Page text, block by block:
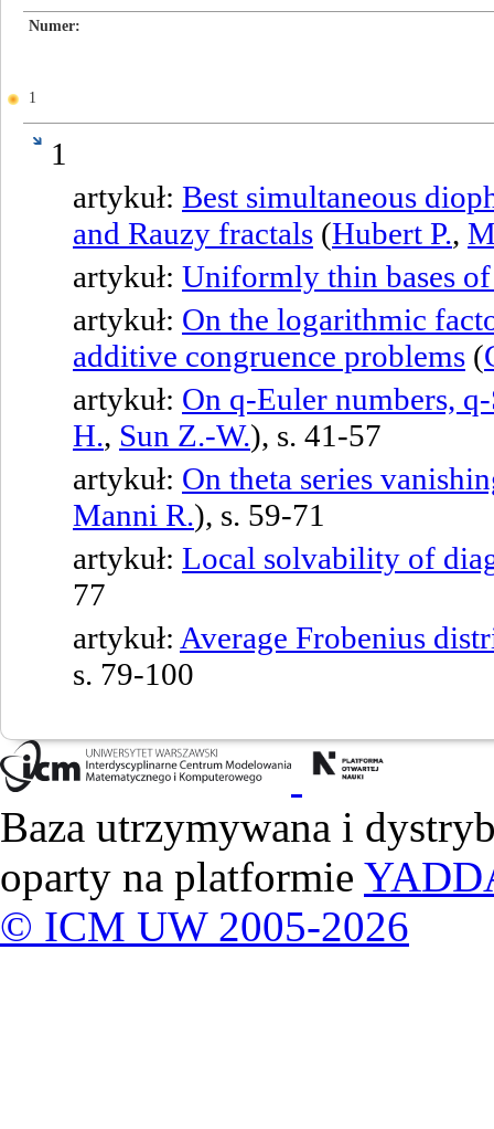
Numer
1
1
artykuł: Best simultaneous
and Rauzy fractals (Hubert P.,
artykuł: Uniformly thin bases
artykuł: On the logarithmic
additive congruence problems (
artykuł: On q-Euler numbers,
H., Sun Z.-W.), s. 41-57
artykuł: On theta series
Manni R.), s. 59-71
artykuł: Local solvability of
77
artykuł: Average Frobenius
s. 79-100
Baza utrzymywana i
oparty na platformie
© ICM UW 2005-2026